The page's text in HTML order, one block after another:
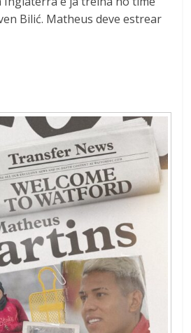
Bilić. Matheus deve estrear